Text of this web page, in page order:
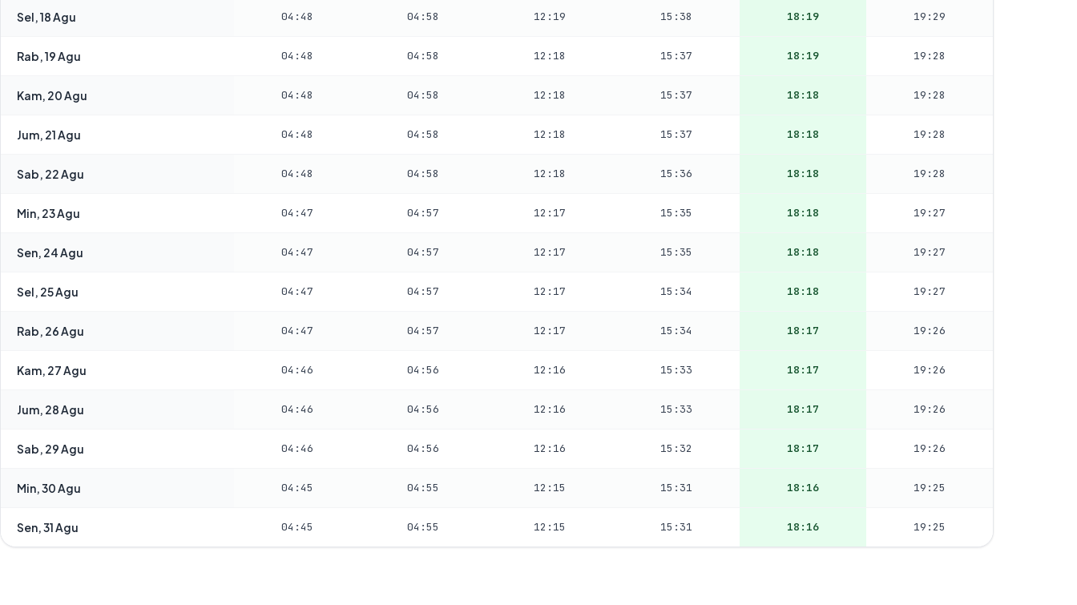
Sel, 18 Agu 04:48 04:58 12:19 15:38 18:19 19:29
Rab, 19 Agu 04:48 04:58 12:18 15:37 18:19 19:28
Kam, 20 Agu 04:48 04:58 12:18 15:37 18:18 19:28
Jum, 21 Agu 04:48 04:58 12:18 15:37 18:18 19:28
Sab, 22 Agu 04:48 04:58 12:18 15:36 18:18 19:28
Min, 23 Agu 04:47 04:57 12:17 15:35 18:18 19:27
Sen, 24 Agu 04:47 04:57 12:17 15:35 18:18 19:27
Sel, 25 Agu 04:47 04:57 12:17 15:34 18:18 19:27
Rab, 26 Agu 04:47 04:57 12:17 15:34 18:17 19:26
Kam, 27 Agu 04:46 04:56 12:16 15:33 18:17 19:26
Jum, 28 Agu 04:46 04:56 12:16 15:33 18:17 19:26
Sab, 29 Agu 04:46 04:56 12:16 15:32 18:17 19:26
Min, 30 Agu 04:45 04:55 12:15 15:31 18:16 19:25
Sen, 31 Agu 04:45 04:55 12:15 15:31 18:16 19:25